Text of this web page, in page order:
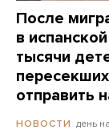
После
в
тысячи
отправить
НОВОСТИ день